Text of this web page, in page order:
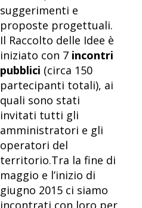
suggerimenti e
proposte progettuali.
Il Raccolto delle Idee è
iniziato con 7 incontri
pubblici (circa 150
partecipanti totali), ai
quali sono stati
invitati tutti gli
amministratori e gli
operatori del
territorio.Tra la fine di
maggio e l’inizio di
giugno 2015 ci siamo
incontrati con loro per